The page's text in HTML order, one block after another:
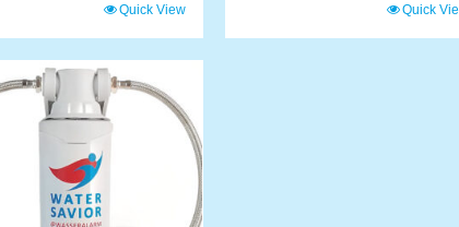
Quick View
product
Quick